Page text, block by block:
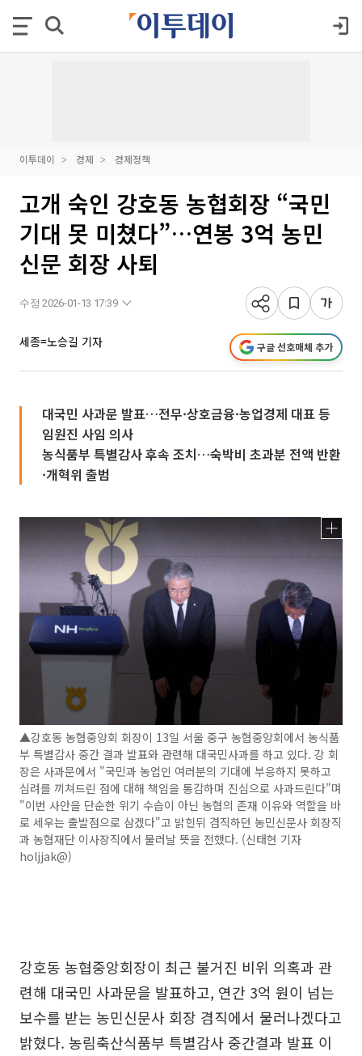
이투데이 경제 경제정책
고개 숙인 강호동 농협회장 “국민
기대 못 미쳤다”…연봉 3억 농민
신문 회장 사퇴
수정 2026-01-13 17:39
세종=노승길 기자 구글 선호매체 추가
대국민 사과문 발표…전무·상호금융·농업경제 대표 등
임원진 사임 의사
농식품부 특별감사 후속 조치…숙박비 초과분 전액 반환
·개혁위 출범
▲강호동 농협중앙회 회장이 13일 서울 중구 농협중앙회에서 농식품
부 특별감사 중간 결과 발표와 관련해 대국민사과를 하고 있다. 강 회
장은 사과문에서 "국민과 농업인 여러분의 기대에 부응하지 못하고
심려를 끼쳐드린 점에 대해 책임을 통감하며 진심으로 사과드린다"며
"이번 사안을 단순한 위기 수습이 아닌 농협의 존재 이유와 역할을 바
로 세우는 출발점으로 삼겠다"고 밝힌뒤 겸직하던 농민신문사 회장직
과 농협재단 이사장직에서 물러날 뜻을 전했다. (신태현 기자
holjjak@)
강호동 농협중앙회장이 최근 불거진 비위 의혹과 관
련해 대국민 사과문을 발표하고, 연간 3억 원이 넘는
보수를 받는 농민신문사 회장 겸직에서 물러나겠다고
밝혔다. 농림축산식품부 특별감사 중간결과 발표 이